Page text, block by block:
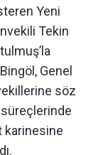
Yeni
Tekin
Genel
söz
karinesine